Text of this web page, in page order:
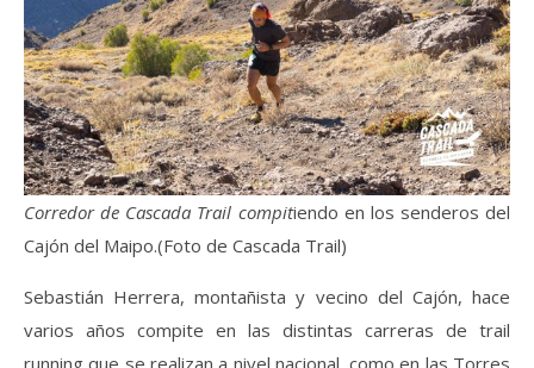
Corredor de Cascada Trail compitiendo en los senderos del
Cajón del Maipo.(Foto de Cascada Trail)
Sebastián Herrera, montañista y vecino del Cajón, hace
varios años compite en las distintas carreras de trail